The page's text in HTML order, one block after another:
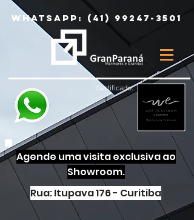
Whatsapp: (41) 99247-3501
Certificado:
Agende uma visita exclusiva ao
Showroom.
Rua: Itupava 176 - Curitiba